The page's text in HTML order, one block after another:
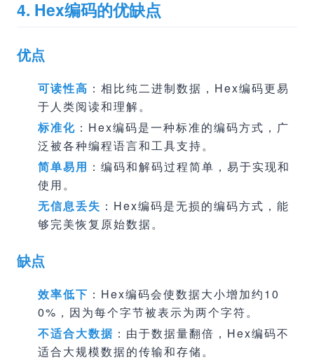
4. Hex编码的优缺点
优点
可读性高 ：相比纯二进制数据，Hex编码更易
于人类阅读和理解。
标准化 ：Hex编码是一种标准的编码方式，广
泛被各种编程语言和工具支持。
简单易用 ：编码和解码过程简单，易于实现和
使用。
无信息丢失 ：Hex编码是无损的编码方式，能
够完美恢复原始数据。
缺点
效率低下 ：Hex编码会使数据大小增加约10
0%，因为每个字节被表示为两个字符。
不适合大数据 ：由于数据量翻倍，Hex编码不
适合大规模数据的传输和存储。